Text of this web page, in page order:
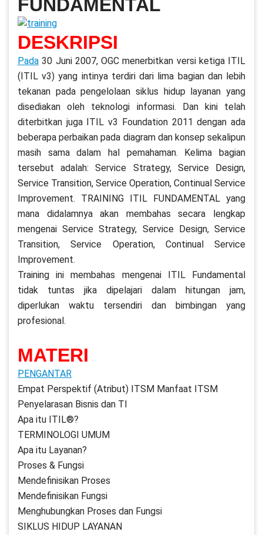
FUNDAMENTAL
DESKRIPSI
Pada 30 Juni 2007, OGC menerbitkan versi ketiga ITIL
(ITIL v3) yang intinya terdiri dari lima bagian dan lebih
tekanan pada pengelolaan siklus hidup layanan yang
disediakan oleh teknologi informasi. Dan kini telah
diterbitkan juga ITIL v3 Foundation 2011 dengan ada
beberapa perbaikan pada diagram dan konsep sekalipun
masih sama dalam hal pemahaman. Kelima bagian
tersebut adalah: Service Strategy, Service Design,
Service Transition, Service Operation, Continual Service
Improvement. TRAINING ITIL FUNDAMENTAL yang
mana didalamnya akan membahas secara lengkap
mengenai Service Strategy, Service Design, Service
Transition, Service Operation, Continual Service
Improvement.
Training ini membahas mengenai ITIL Fundamental
tidak tuntas jika dipelajari dalam hitungan jam,
diperlukan waktu tersendiri dan bimbingan yang
profesional.
MATERI
PENGANTAR
Empat Perspektif (Atribut) ITSM Manfaat ITSM
Penyelarasan Bisnis dan TI
Apa itu ITIL®?
TERMINOLOGI UMUM
Apa itu Layanan?
Proses & Fungsi
Mendefinisikan Proses
Mendefinisikan Fungsi
Menghubungkan Proses dan Fungsi
SIKLUS HIDUP LAYANAN